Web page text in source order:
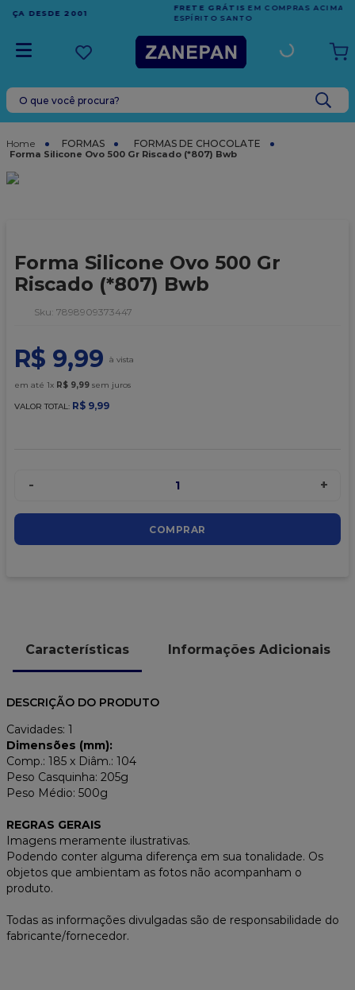
EM COMPRAS ACIMA DE R$1.000,00 PARA O
ESPÍRITO SANTO
O que você procura?
FORMAS FORMAS DE CHOCOLATE
Forma Silicone Ovo 500 Gr Riscado (*807) Bwb
Forma Silicone Ovo 500 Gr
Riscado (*807) Bwb
: 7898909373447
R$ 9,99
em até 1x R$ 9,99 sem juros
VALOR TOTAL: R$ 9,99
- 1 +
COMPRAR
Características Informações Adicionais
DESCRIÇÃO DO PRODUTO
Cavidades: 1
Dimensões (mm):
Comp.: 185 x Diâm.: 104
Peso Casquinha: 205g
Peso Médio: 500g
REGRAS GERAIS
Imagens meramente ilustrativas.
Podendo conter alguma diferença em sua tonalidade. Os
objetos que ambientam as fotos não acompanham o
produto.
Todas as informações divulgadas são de responsabilidade do
fabricante/fornecedor.
TERMOS MAIS BUSCADOS
leite condensado
6º
sacola
9º
caixa kraft
10º chocolate